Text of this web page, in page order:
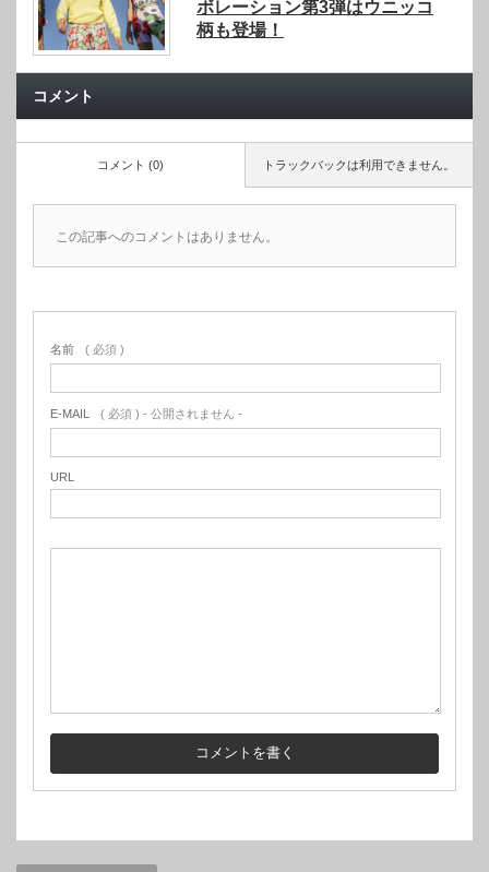
ボレーション第3弾はウニッコ
柄も登場！
コメント
トラックバックは利用できません。
コメント (0)
この記事へのコメントはありません。
名前 ( 必須 )
E-MAIL ( 必須 ) - 公開されません -
URL